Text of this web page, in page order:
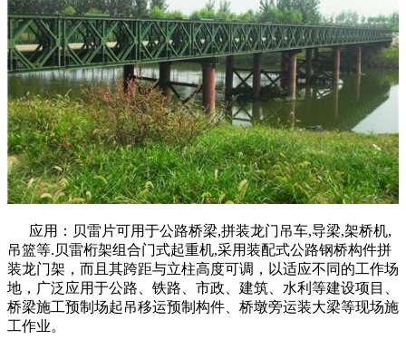
应用：贝雷片可用于公路桥梁,拼装龙门吊车,导梁,架桥机,
吊篮等.贝雷桁架组合门式起重机,采用装配式公路钢桥构件拼
装龙门架，而且其跨距与立柱高度可调，以适应不同的工作场
地，广泛应用于公路、铁路、市政、建筑、水利等建设项目、
桥梁施工预制场起吊移运预制构件、桥墩旁运装大梁等现场施
工作业。